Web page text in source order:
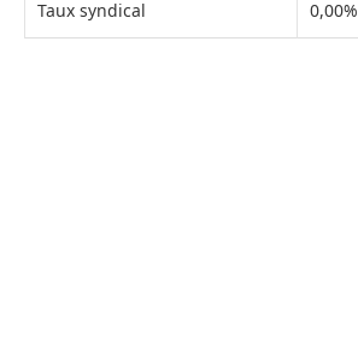
Taux syndical 0,00%